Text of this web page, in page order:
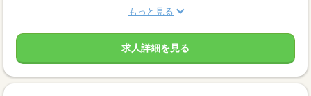
もっと見る
求人詳細を見る